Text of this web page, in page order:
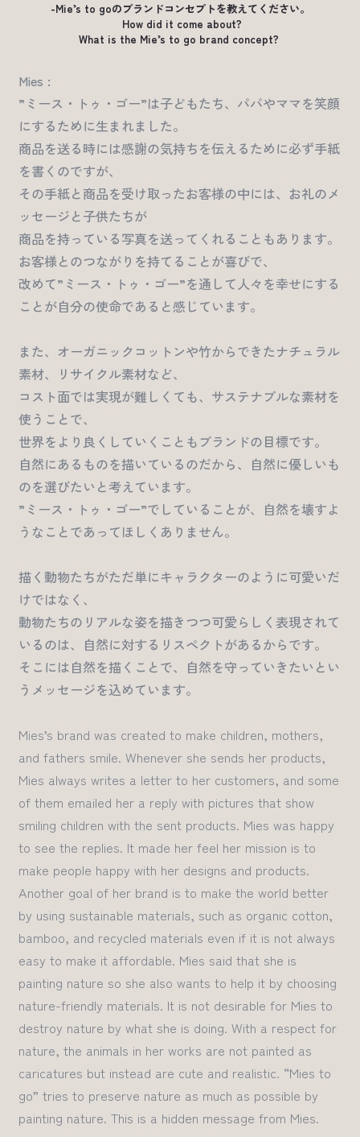
-Mie’s to goのブランドコンセプトを教えてください。
How did it come about?
What is the Mie’s to go brand concept?
Mies :
”ミース・トゥ・ゴー”は子どもたち、パパやママを笑顔
にするために生まれました。
商品を送る時には感謝の気持ちを伝えるために必ず手紙
を書くのですが、
その手紙と商品を受け取ったお客様の中には、お礼のメ
ッセージと子供たちが
商品を持っている写真を送ってくれることもあります。
お客様とのつながりを持てることが喜びで、
改めて”ミース・トゥ・ゴー”を通して人々を幸せにする
ことが自分の使命であると感じています。
また、オーガニックコットンや竹からできたナチュラル
素材、リサイクル素材など、
コスト面では実現が難しくても、サステナブルな素材を
使うことで、
世界をより良くしていくこともブランドの目標です。
自然にあるものを描いているのだから、自然に優しいも
のを選びたいと考えています。
”ミース・トゥ・ゴー”でしていることが、自然を壊すよ
うなことであってほしくありません。
描く動物たちがただ単にキャラクターのように可愛いだ
けではなく、
動物たちのリアルな姿を描きつつ可愛らしく表現されて
いるのは、自然に対するリスペクトがあるからです。
そこには自然を描くことで、自然を守っていきたいとい
うメッセージを込めています。
Mies’s brand was created to make children, mothers,
and fathers smile. Whenever she sends her products,
Mies always writes a letter to hercustomers, and some
of them emailed her a reply with pictures thatshow
smiling children with the sent products. Mies was happy
to see the replies. It made her feel her mission is to
make people happy with her designs and products.
Another goal of her brand is to make the world better
by using sustainable materials, such as organic cotton,
bamboo, and recycled materials even if it is not always
easy to make it affordable. Mies said that she is
painting nature so she also wants to help it by choosing
nature-friendly materials. It is not desirable for Mies to
destroy nature by what she is doing. With a respect for
nature, the animals in her works are not painted as
caricatures but instead are cute and realistic. “Mies to
go” tries to preserve nature as much as possible by
painting nature. This is a hidden message from Mies.